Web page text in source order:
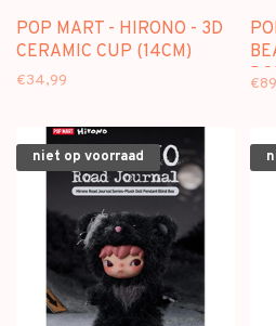
POP MART - HIRONO - 3D
CERAMIC CUP (14CM)
€34,99
niet op voorraad